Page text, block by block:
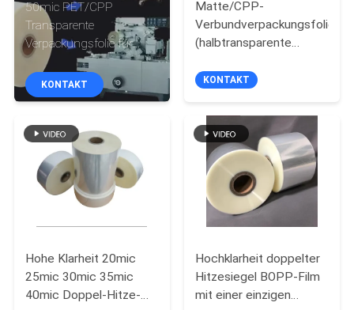
QUALITÄTSKONTROLLE
KONTAKT
UNS
NEUIGKEITEN
EIN
ANGEBOT
50mic PET/CPP
Transparente
Verpackungsfolie für
automatische
Verpackungsmaschinen.
KONTAKT
Matte/CPP-
Verbundverpackungsfolie
(halbtransparente
Hardware- und
KONTAKT
Hohe Klarheit 20mic
25mic 30mic 35mic
40mic Doppel-Hitze-
Hochklarheit doppelter
Hitzesiegel BOPP-Film
mit einer einzigen